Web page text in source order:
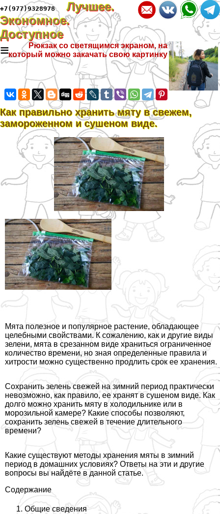
+7(977)9328978
Лучшее.
Экономное.
Доступное
≡
Рюкзак со светящимся экраном, на
который можно закачать свою картинку
Как правильно хранить мяту в свежем,
замороженном и сушеном виде.
Мята полезное и популярное растение, обладающее
целебными свойствами. К сожалению, как и другие виды
зелени, мята в срезанном виде храниться ограниченное
количество времени, но зная определенные правила и
хитрости можно существенно продлить срок ее хранения.
Сохранить зелень свежей на зимний период пpaктически
невозможно, как правило, ее хранят в сушеном виде. Как
долго можно хранить мяту в холодильнике или в
морозильной камере? Какие способы позволяют,
сохранить зелень свежей в течение длительного
времени?
Какие существуют методы хранения мяты в зимний
период в домашних условиях? Ответы на эти и другие
вопросы вы найдёте в данной статье.
Содержание
Общие сведения